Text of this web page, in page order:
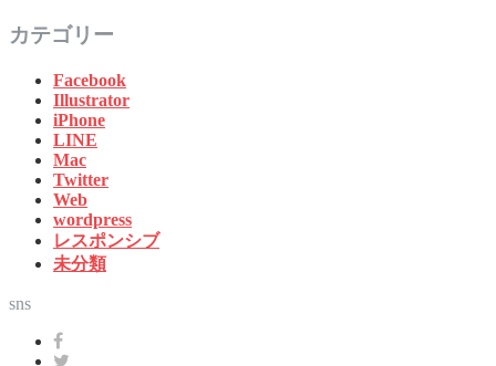
カテゴリー
Facebook
Illustrator
iPhone
LINE
Mac
Twitter
Web
wordpress
レスポンシブ
未分類
sns